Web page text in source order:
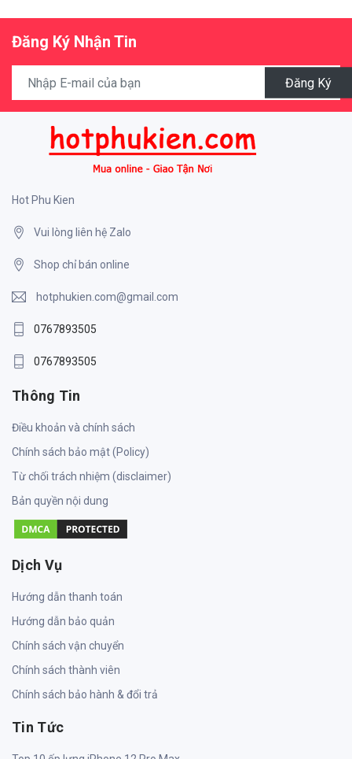
Đăng Ký Nhận Tin
Đăng Ký
Hot Phu Kien
Vui lòng liên hệ Zalo
Shop chỉ bán online
hotphukien.com@gmail.com
0767893505
0767893505
Thông Tin
Điều khoản và chính sách
Chính sách bảo mật (Policy)
Từ chối trách nhiệm (disclaimer)
Bản quyền nội dung
Dịch Vụ
Hướng dẫn thanh toán
Hướng dẫn bảo quản
Chính sách vận chuyển
Chính sách thành viên
Chính sách bảo hành & đổi trả
Tin Tức